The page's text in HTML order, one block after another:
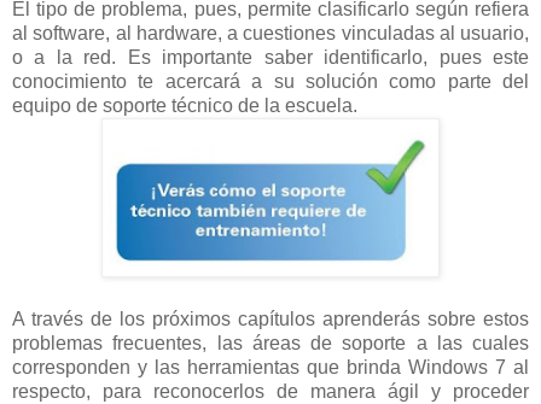
El tipo de problema, pues, permite clasificarlo según refiera
al software, al hardware, a cuestiones vinculadas al usuario,
o a la red. Es importante saber identificarlo, pues este
conocimiento te acercará a su solución como parte del
equipo de soporte técnico de la escuela.
A través de los próximos capítulos aprenderás sobre estos
problemas frecuentes, las áreas de soporte a las cuales
corresponden y las herramientas que brinda Windows 7 al
respecto, para reconocerlos de manera ágil y proceder